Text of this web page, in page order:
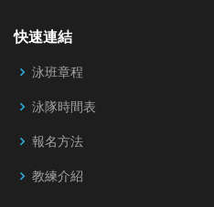
快速連結
泳班章程
泳隊時間表
報名方法
教練介紹